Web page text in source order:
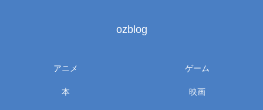
ozblog
アニメ ゲーム
本 映画